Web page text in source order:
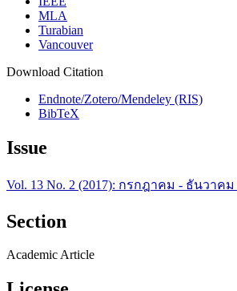
MLA
Turabian
Vancouver
Download Citation
Endnote/Zotero/Mendeley (RIS)
BibTeX
Issue
Vol. 13 No. 2 (2017): กรกฎาคม - ธันวาคม
Section
Academic Article